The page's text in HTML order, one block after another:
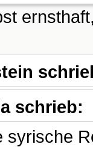
schrieb:
syrische